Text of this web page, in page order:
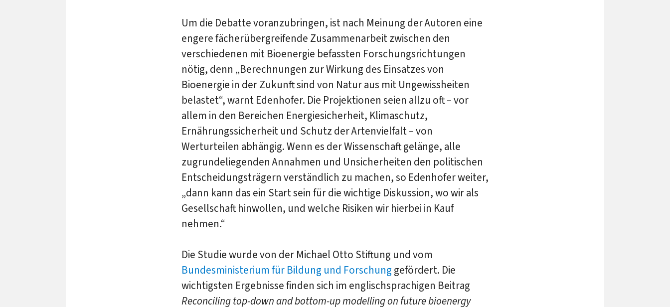
Um die Debatte voranzubringen, ist nach Meinung der Autoren eine
engere fächerübergreifende Zusammenarbeit zwischen den
verschiedenen mit Bioenergie befassten Forschungsrichtungen
nötig, denn „Berechnungen zur Wirkung des Einsatzes von
Bioenergie in der Zukunft sind von Natur aus mit Ungewissheiten
belastet“, warnt Edenhofer. Die Projektionen seien allzu oft – vor
allem in den Bereichen Energiesicherheit, Klimaschutz,
Ernährungssicherheit und Schutz der Artenvielfalt – von
Werturteilen abhängig. Wenn es der Wissenschaft gelänge, alle
zugrundeliegenden Annahmen und Unsicherheiten den politischen
Entscheidungsträgern verständlich zu machen, so Edenhofer weiter,
„dann kann das ein Start sein für die wichtige Diskussion, wo wir als
Gesellschaft hinwollen, und welche Risiken wir hierbei in Kauf
nehmen.“
Die Studie wurde von der Michael Otto Stiftung und vom
Bundesministerium für Bildung und Forschung gefördert. Die
wichtigsten Ergebnisse finden sich im englischsprachigen Beitrag
Reconciling top-down and bottom-up modelling on future bioenergy